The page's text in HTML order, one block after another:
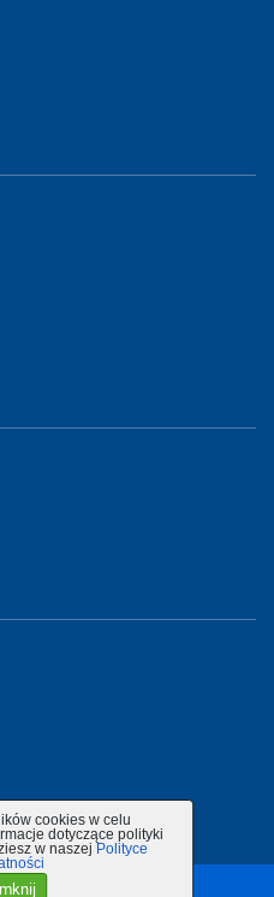
cookies w celu
dotyczące polityki
w naszej Polityce